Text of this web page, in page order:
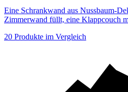
Eine Schrankwand aus Nussbaum-
Zimmerwand füllt, eine Klappcouch
20 Produkte im Vergleich